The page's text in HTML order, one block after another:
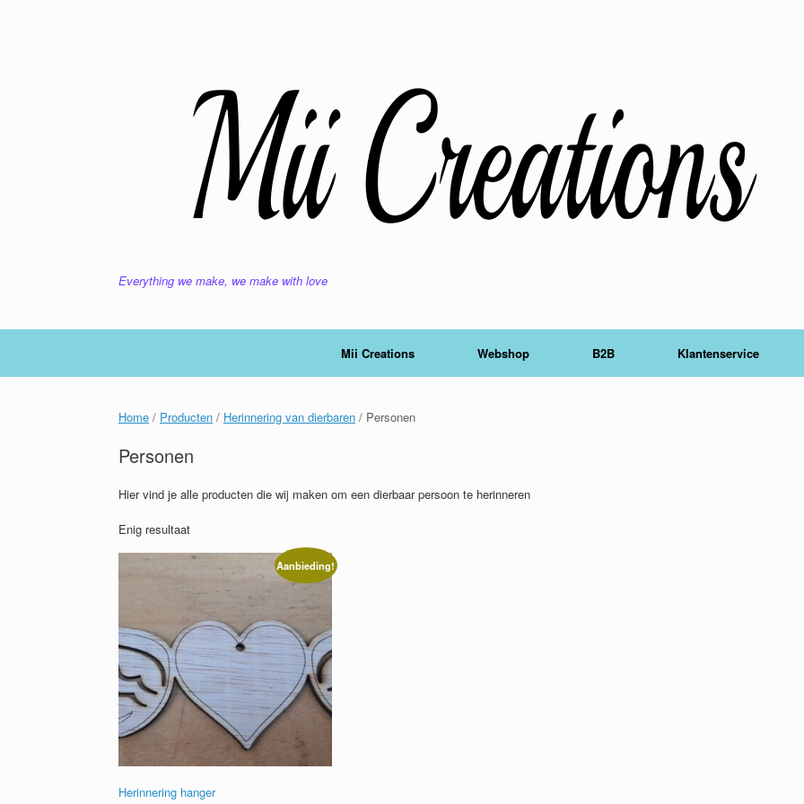
Everything we make, we make with love
Mii Creations Webshop B2B Klantenservice
Home / Producten / Herinnering van dierbaren / Personen
Personen
Hier vind je alle producten die wij maken om een dierbaar persoon te herinneren
Enig resultaat
Aanbieding!
Herinnering hanger